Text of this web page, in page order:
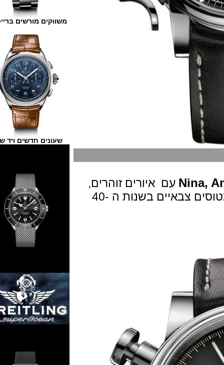
עם איורים זוהרים,
בסגנון של אלה שנראו לראשונה על מטוסים צבאיים בשנות ה -40
משווקים מורשים ברייטלינג
שעונים חדשים ויד שנייה